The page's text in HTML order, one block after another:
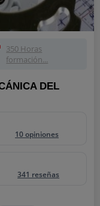
350 Horas
formación...
DEL
10 opiniones
341 reseñas